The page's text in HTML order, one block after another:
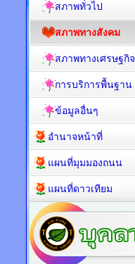
สภาพทั่วไป
สภาพทางสังคม
สภาพทางเศรษฐกิจ
การบริการพื้นฐาน
ข้อมูลอื่นๆ
อำนาจหน้าที่
แผนที่มุมมองถนน
แผนที่ดาวเทียม